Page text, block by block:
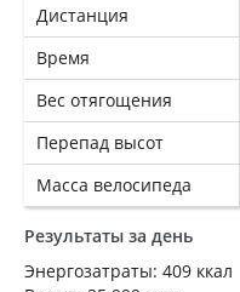
Дистанция
Время
Вес отягощения
Перепад высот
Масса велосипеда
Результаты за день
Энергозатраты: 409 ккал